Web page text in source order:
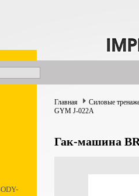
Главная
Силовые
GYM J-022A
Гак-машина